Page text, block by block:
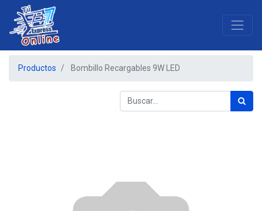
Productos Bombillo Recargables 9W LED